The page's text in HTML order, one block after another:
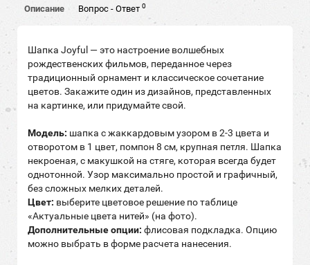
Описание Вопрос - Ответ 0
Шапка Joyful — это настроение волшебных
рождественских фильмов, переданное через
традиционный орнамент и классическое сочетание
цветов. Закажите один из дизайнов, представленных
на картинке, или придумайте свой.
Модель: шапка с жаккардовым узором в 2-3 цвета и
отворотом в 1 цвет, помпон 8 см, крупная петля. Шапка
некроеная, с макушкой на стяге, которая всегда будет
однотонной. Узор максимально простой и графичный,
без сложных мелких деталей.
Цвет: выберите цветовое решение по таблице
«Актуальные цвета нитей» (на фото).
Дополнительные опции: флисовая подкладка. Опцию
можно выбрать в форме расчета нанесения.